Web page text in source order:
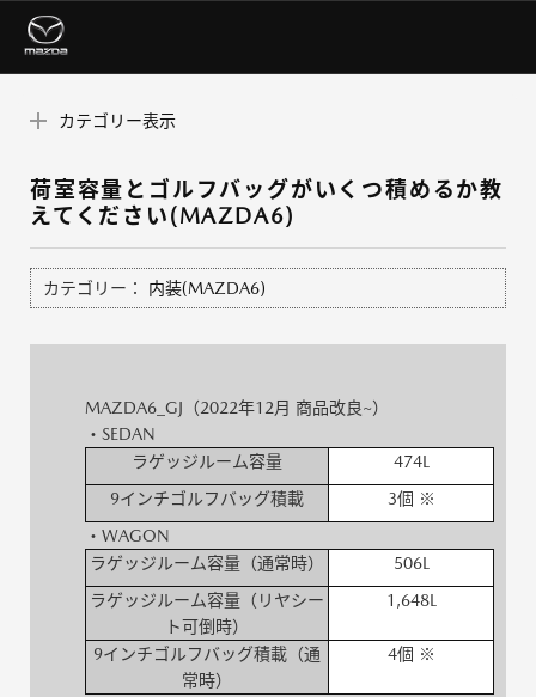
カテゴリー表示
荷室容量とゴルフバッグがいくつ積めるか教
えてください(MAZDA6)
カテゴリー： 内装(MAZDA6)
MAZDA6_GJ（2022年12月 商品改良~）
・SEDAN
ラゲッジルーム容量
474L
9インチゴルフバッグ積載
3個 ※
・WAGON
ラゲッジルーム容量（通常時）
506L
ラゲッジルーム容量（リヤシー
ト可倒時）
1,648L
9インチゴルフバッグ積載（通
常時）
4個 ※